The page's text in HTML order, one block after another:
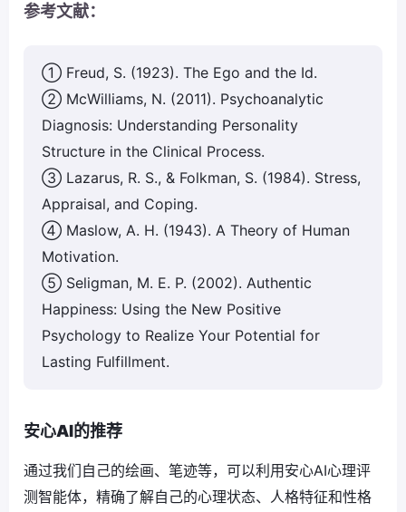
参考文献：
① Freud, S. (1923). The Ego and the Id.
② McWilliams, N. (2011). Psychoanalytic
Diagnosis: Understanding Personality
Structure in the Clinical Process.
③ Lazarus, R. S., & Folkman, S. (1984). Stress,
Appraisal, and Coping.
④ Maslow, A. H. (1943). A Theory of Human
Motivation.
⑤ Seligman, M. E. P. (2002). Authentic
Happiness: Using the New Positive
Psychology to Realize Your Potential for
Lasting Fulfillment.
安心AI的推荐
通过我们自己的绘画、笔迹等，可以利用安心AI心理评
测智能体，精确了解自己的心理状态、人格特征和性格